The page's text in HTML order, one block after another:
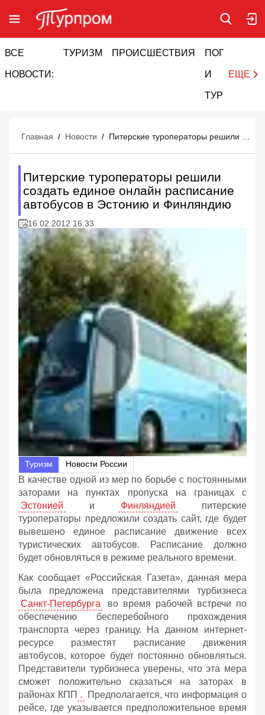
ВСЕ
НОВОСТИ:
ТУРИЗМ ПРОИСШЕСТВИЯ ПОГОДА
И
ТУРИЗМ
ЕЩЕ
Главная / Новости /
Питерские туроператоры решили
создать единое онлайн расписание
автобусов в Эстонию и Финляндию
16.02.2012 16:33
Туризм Новости России
В качестве одной из мер по борьбе с постоянными
заторами на пунктах пропуска на границах с
Эстонией
и Финляндией
питерские
туроператоры предложили создать сайт, где будет
вывешено единое расписание движение всех
туристических автобусов. Расписание должно
будет обновляться в режиме реального времени.
Как сообщает «Российская Газета», данная мера
была предложена представителями турбизнеса
Санкт-Петербурга
во время рабочей встречи по
обеспечению бесперебойного прохождения
транспорта через границу. На данном интернет-
ресурсе разместят расписание движения
автобусов, которое будет постоянно обновляться.
Представители турбизнеса уверены, что эта мера
сможет положительно сказаться на заторах в
районах КПП .
Предполагается, что информация о
рейсе, где указывается предположительное время